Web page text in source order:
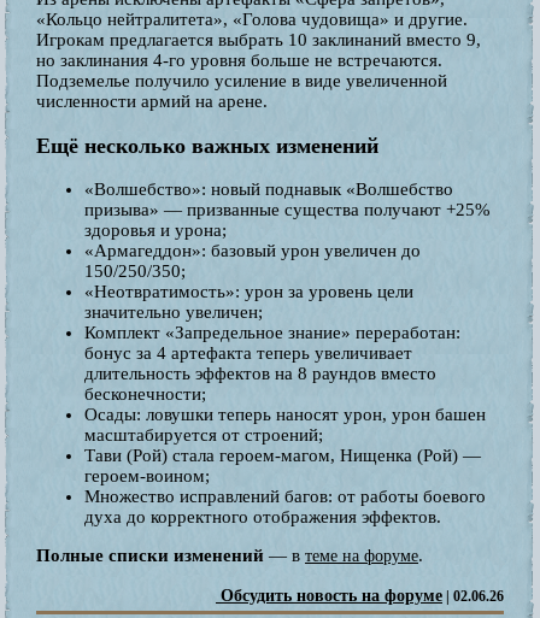
«Кольцо нейтралитета», «Голова чудовища» и другие.
Игрокам предлагается выбрать 10 заклинаний вместо 9,
но заклинания 4-го уровня больше не встречаются.
Подземелье получило усиление в виде увеличенной
численности армий на арене.
Ещё несколько важных изменений
«Волшебство»: новый поднавык «Волшебство
призыва» — призванные существа получают +25%
здоровья и урона;
«Армагеддон»: базовый урон увеличен до
150/250/350;
«Неотвратимость»: урон за уровень цели
значительно увеличен;
Комплект «Запредельное знание» переработан:
бонус за 4 артефакта теперь увеличивает
длительность эффектов на 8 раундов вместо
бесконечности;
Осады: ловушки теперь наносят урон, урон башен
масштабируется от строений;
Тави (Рой) стала героем-магом, Нищенка (Рой) —
героем-воином;
Множество исправлений багов: от работы боевого
духа до корректного отображения эффектов.
Полные списки изменений — в теме на форуме.
Обсудить новость на форуме | 02.06.26